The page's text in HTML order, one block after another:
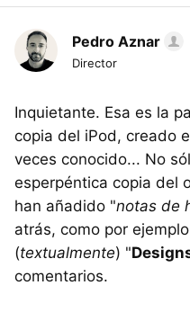
Pedro Aznar
Director
Inquietante. Esa es la
copia del iPod, creado
veces conocido... No
esperpéntica copia del
han añadido "notas de
atrás, como por
(textualmente) "
comentarios.